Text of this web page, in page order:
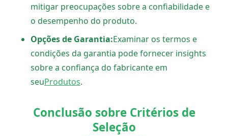
mitigar preocupações sobre a confiabilidade e
o desempenho do produto.
Opções de Garantia:Examinar os termos e
condições da garantia pode fornecer insights
sobre a confiança do fabricante em
seuProdutos.
Conclusão sobre Critérios de
Seleção